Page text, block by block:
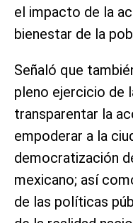
el impacto de la
bienestar de la
Señaló que
pleno ejercicio de
transparentar la
empoderar a la
democratización
mexicano; así
de las políticas